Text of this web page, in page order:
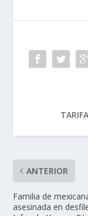
ANTERIOR
Familia de
asesinada en